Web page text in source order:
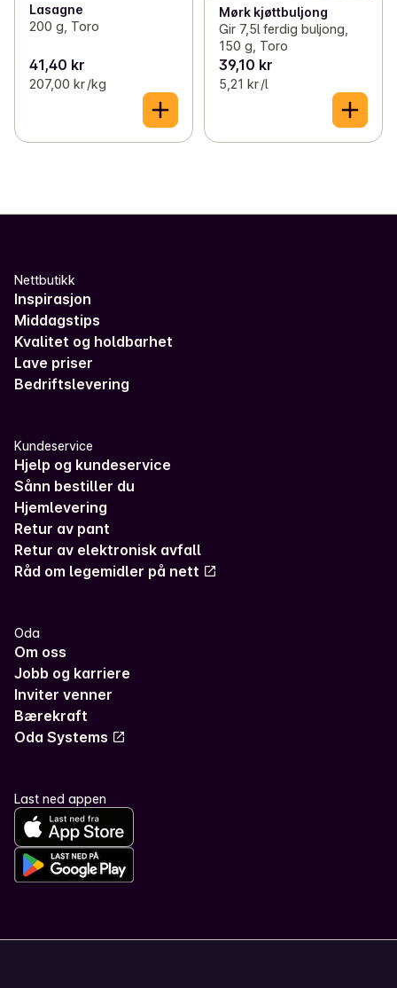
Lasagne
200 g, Toro
41,40 kr
207,00 kr /kg
Mørk kjøttbuljong
Gir 7,5l ferdig buljong,
150 g, Toro
39,10 kr
5,21 kr /l
Nettbutikk
Inspirasjon
Middagstips
Kvalitet og holdbarhet
Lave priser
Bedriftslevering
Kundeservice
Hjelp og kundeservice
Sånn bestiller du
Hjemlevering
Retur av pant
Retur av elektronisk avfall
Råd om legemidler på nett
Oda
Om oss
Jobb og karriere
Inviter venner
Bærekraft
Oda Systems
Last ned appen